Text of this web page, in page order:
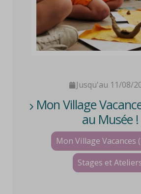
Jusqu'au 11/08/
Mon Village
au Musée !
Mon Village Vacances
Stages et